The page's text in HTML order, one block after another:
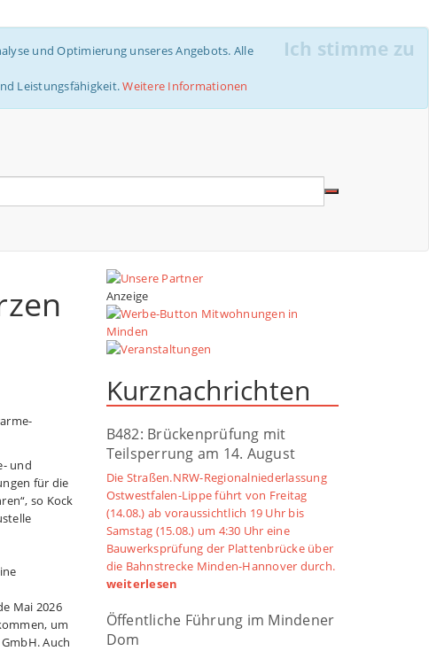
Ich stimme zu
und Optimierung unseres Angebots. Alle
Leistungsfähigkeit.Weitere Informationen
und
für die
so Kock
Mai 2026
um
Auch
Anzeige
Kurznachrichten
B482: Brückenprüfung mit
Teilsperrung am 14. August
Die Straßen.NRW-Regionalniederlassung
Ostwestfalen-Lippe führt von Freitag
(14.08.) ab voraussichtlich 19 Uhr bis
Samstag (15.08.) um 4:30 Uhr eine
Bauwerksprüfung der Plattenbrücke über
die Bahnstrecke Minden-Hannover durch.
weiterlesen
Öffentliche Führung im Mindener
Dom